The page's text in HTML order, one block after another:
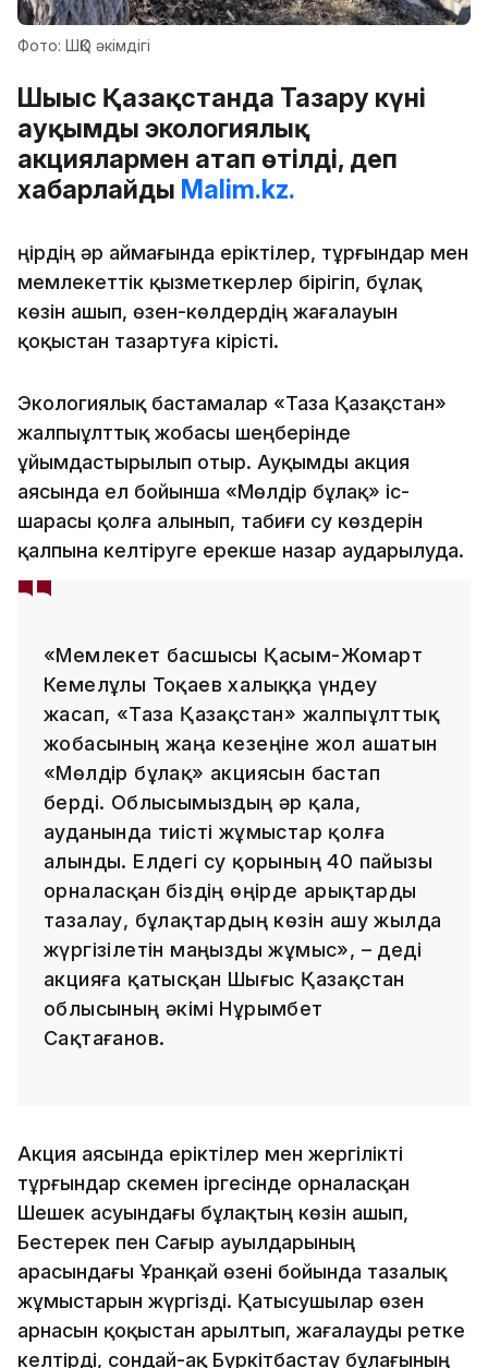
Фото: ШҚО әкімдігі
Шығыс Қазақстанда Тазару күні
ауқымды экологиялық
акциялармен атап өтілді, деп
хабарлайды Malim.kz.
Өңірдің әр аймағында еріктілер, тұрғындар мен
мемлекеттік қызметкерлер бірігіп, бұлақ
көзін ашып, өзен-көлдердің жағалауын
қоқыстан тазартуға кірісті.
Экологиялық бастамалар «Таза Қазақстан»
жалпыұлттық жобасы шеңберінде
ұйымдастырылып отыр. Ауқымды акция
аясында ел бойынша «Мөлдір бұлақ» іс-
шарасы қолға алынып, табиғи су көздерін
қалпына келтіруге ерекше назар аударылуда.
«Мемлекет басшысы Қасым-Жомарт
Кемелұлы Тоқаев халыққа үндеу
жасап, «Таза Қазақстан» жалпыұлттық
жобасының жаңа кезеңіне жол ашатын
«Мөлдір бұлақ» акциясын бастап
берді. Облысымыздың әр қала,
ауданында тиісті жұмыстар қолға
алынды. Елдегі су қорының 40 пайызы
орналасқан біздің өңірде арықтарды
тазалау, бұлақтардың көзін ашу жылда
жүргізілетін маңызды жұмыс», – деді
акцияға қатысқан Шығыс Қазақстан
облысының әкімі Нұрымбет
Сақтағанов.
Акция аясында еріктілер мен жергілікті
тұрғындар Өскемен іргесінде орналасқан
Шешек асуындағы бұлақтың көзін ашып,
Бестерек пен Сағыр ауылдарының
арасындағы Ұранқай өзені бойында тазалық
жұмыстарын жүргізді. Қатысушылар өзен
арнасын қоқыстан арылтып, жағалауды ретке
келтірді, сондай-ақ Бүркітбастау бұлағының